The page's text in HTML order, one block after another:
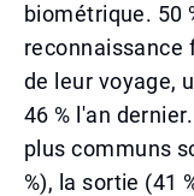
biométrique. 50
reconnaissance
de leur voyage,
46 % l'an
plus communs
%), la sortie (41